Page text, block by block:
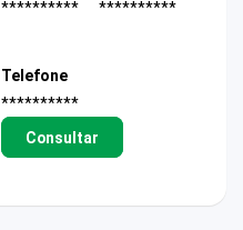
**********
**********
Telefone
**********
Consultar